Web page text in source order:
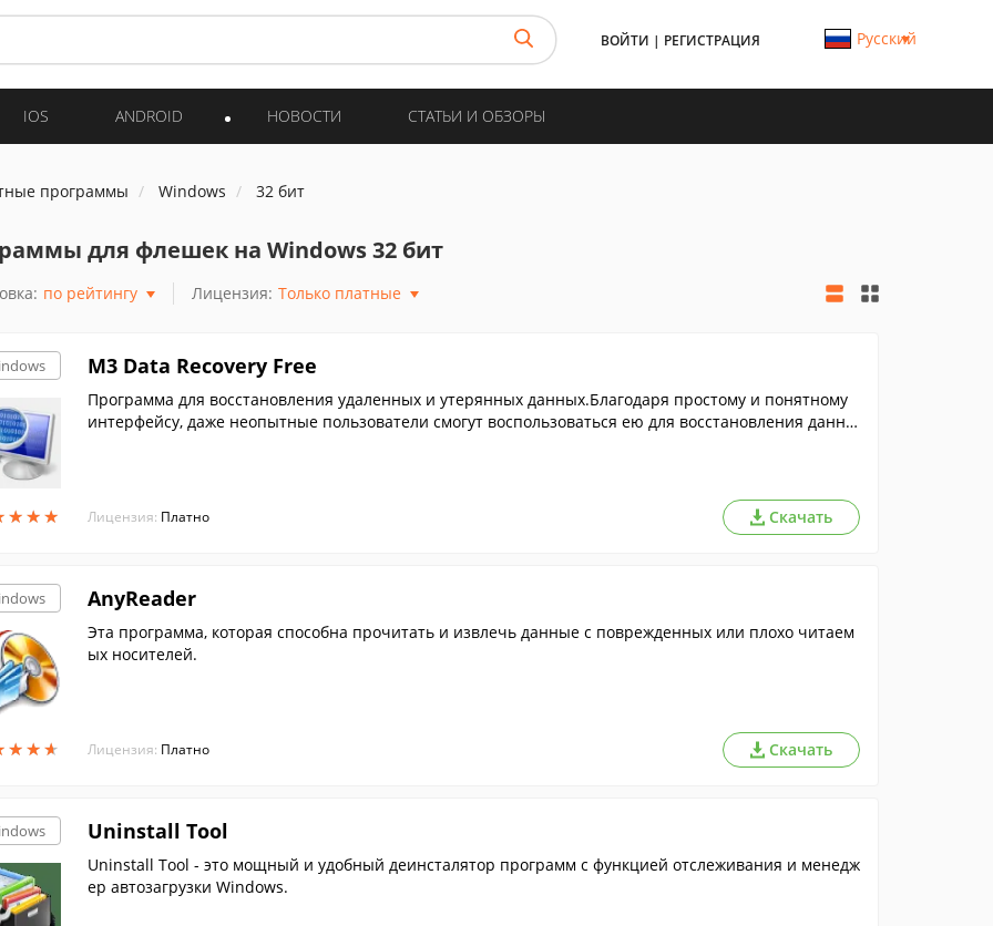
ВОЙТИ | РЕГИСТРАЦИЯ Русский
IOS ANDROID НОВОСТИ СТАТЬИ И ОБЗОРЫ
программы Windows 32 бит
для флешек на Windows 32 бит
по рейтингу Лицензия: Только платные
★★★
★★★
M3 Data Recovery Free
Программа для восстановления удаленных и утерянных данных.Благодаря простому и понятному
интерфейсу, даже неопытные пользователи смогут воспользоваться ею для восстановления данны
Лицензия: Платно Скачать
★★★
★★★
AnyReader
Эта программа, которая способна прочитать и извлечь данные с поврежденных или плохо читаем
ых носителей.
Лицензия: Платно Скачать
Uninstall Tool
Uninstall Tool - это мощный и удобный деинсталятор программ с функцией отслеживания и менедж
ер автозагрузки Windows.